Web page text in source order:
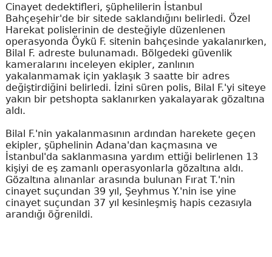
Cinayet dedektifleri, şüphelilerin İstanbul
Bahçeşehir'de bir sitede saklandığını belirledi. Özel
Harekat polislerinin de desteğiyle düzenlenen
operasyonda Öykü F. sitenin bahçesinde yakalanırken,
Bilal F. adreste bulunamadı. Bölgedeki güvenlik
kameralarını inceleyen ekipler, zanlının
yakalanmamak için yaklaşık 3 saatte bir adres
değiştirdiğini belirledi. İzini süren polis, Bilal F.'yi siteye
yakın bir petshopta saklanırken yakalayarak gözaltına
aldı.
Bilal F.'nin yakalanmasının ardından harekete geçen
ekipler, şüphelinin Adana'dan kaçmasına ve
İstanbul'da saklanmasına yardım ettiği belirlenen 13
kişiyi de eş zamanlı operasyonlarla gözaltına aldı.
Gözaltına alınanlar arasında bulunan Fırat T.'nin
cinayet suçundan 39 yıl, Şeyhmus Y.'nin ise yine
cinayet suçundan 37 yıl kesinleşmiş hapis cezasıyla
arandığı öğrenildi.